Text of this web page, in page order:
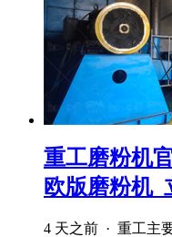
重工磨粉机
欧版磨粉机_
4 天之前 · 重工主